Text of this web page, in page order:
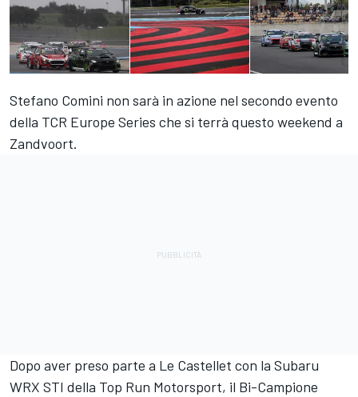
Stefano Comini non sarà in azione nel secondo evento
della TCR Europe Series che si terrà questo weekend a
Zandvoort.
Dopo aver preso parte a Le Castellet con la Subaru
WRX STI della Top Run Motorsport, il Bi-Campione